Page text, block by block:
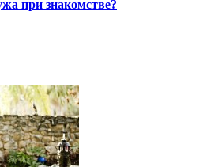
при знакомстве?